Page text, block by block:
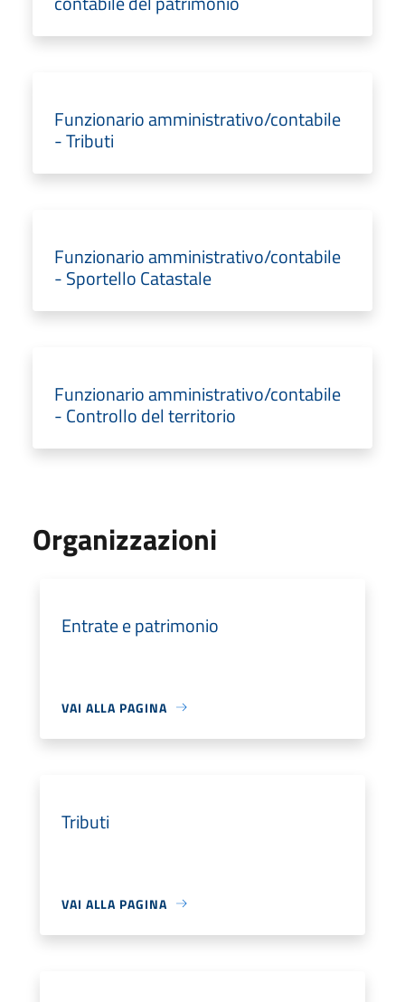
Funzionario amministrativo/contabile
- Tributi
Funzionario amministrativo/contabile
- Sportello Catastale
Funzionario amministrativo/contabile
- Controllo del territorio
Organizzazioni
Entrate e patrimonio
VAI ALLA PAGINA
Tributi
VAI ALLA PAGINA